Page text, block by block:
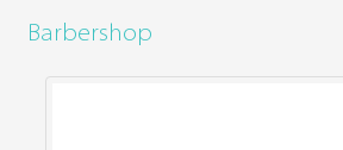
Barbershop